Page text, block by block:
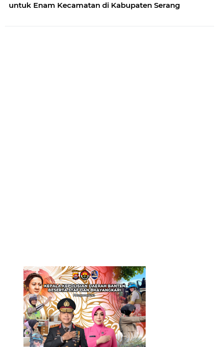
untuk Enam Kecamatan di Kabupaten Serang